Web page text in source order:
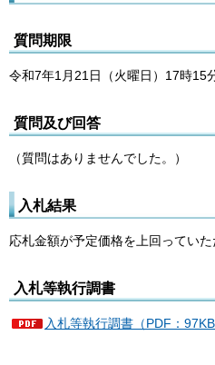
質問期限
令和7年1月21日（火曜日）17時15
質問及び回答
（質問はありませんでした。）
入札結果
応札金額が予定価格を上回っていた
入札等執行調書
入札等執行調書（PDF：97KB